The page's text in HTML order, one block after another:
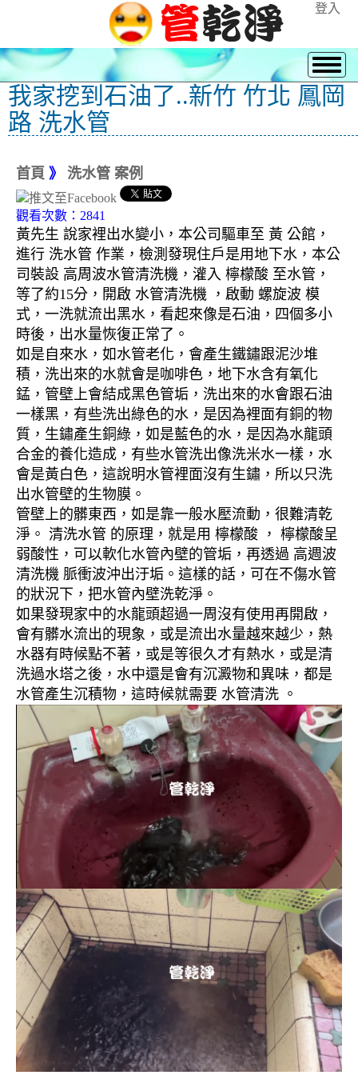
登入
我家挖到石油了..新竹 竹北 鳳岡
路 洗水管
首頁 》 洗水管 案例
觀看次數：2841
黃先生 說家裡出水變小，本公司驅車至 黃 公館，
進行 洗水管 作業，檢測發現住戶是用地下水，本公
司裝設 高周波水管清洗機，灌入 檸檬酸 至水管，
等了約15分，開啟 水管清洗機 ，啟動 螺旋波 模
式，一洗就流出黑水，看起來像是石油，四個多小
時後，出水量恢復正常了。
如是自來水，如水管老化，會產生鐵鏽跟泥沙堆
積，洗出來的水就會是咖啡色，地下水含有氧化
錳，管壁上會結成黑色管垢，洗出來的水會跟石油
一樣黑，有些洗出綠色的水，是因為裡面有銅的物
質，生鏽產生銅綠，如是藍色的水，是因為水龍頭
合金的養化造成，有些水管洗出像洗米水一樣，水
會是黃白色，這說明水管裡面沒有生鏽，所以只洗
出水管壁的生物膜。
管壁上的髒東西，如是靠一般水壓流動，很難清乾
淨。 清洗水管 的原理，就是用 檸檬酸 ， 檸檬酸呈
弱酸性，可以軟化水管內壁的管垢，再透過 高週波
清洗機 脈衝波沖出汙垢。這樣的話，可在不傷水管
的狀況下，把水管內壁洗乾淨。
如果發現家中的水龍頭超過一周沒有使用再開啟，
會有髒水流出的現象，或是流出水量越來越少，熱
水器有時候點不著，或是等很久才有熱水，或是清
洗過水塔之後，水中還是會有沉澱物和異味，都是
水管產生沉積物，這時候就需要 水管清洗 。